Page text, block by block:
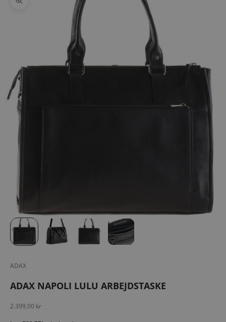
Zoom
ADAX
ADAX NAPOLI LULU ARBEJDSTASKE
Salgspris
2.399,00 kr